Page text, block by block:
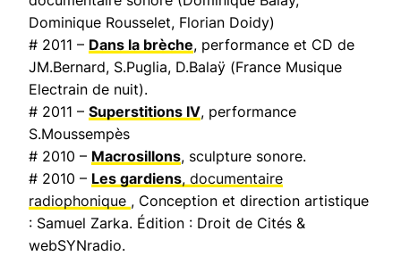
Dominique Rousselet, Florian Doidy)
# 2011 – Dans la brèche, performance et CD de
JM.Bernard, S.Puglia, D.Balaÿ (France Musique
Electrain de nuit).
# 2011 – Superstitions IV, performance
S.Moussempès
# 2010 – Macrosillons, sculpture sonore.
# 2010 – Les gardiens, documentaire
radiophonique , Conception et direction artistique
: Samuel Zarka. Édition : Droit de Cités &
webSYNradio.